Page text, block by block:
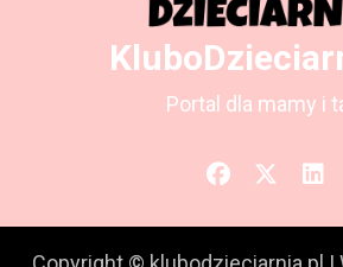
Portal dla mamy i